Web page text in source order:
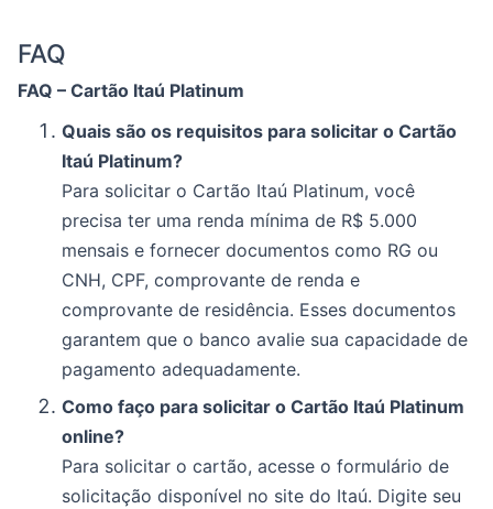
FAQ
FAQ – Cartão Itaú Platinum
Quais são os requisitos para solicitar o Cartão
Itaú Platinum?
Para solicitar o Cartão Itaú Platinum, você
precisa ter uma renda mínima de R$ 5.000
mensais e fornecer documentos como RG ou
CNH, CPF, comprovante de renda e
comprovante de residência. Esses documentos
garantem que o banco avalie sua capacidade de
pagamento adequadamente.
Como faço para solicitar o Cartão Itaú Platinum
online?
Para solicitar o cartão, acesse o formulário de
solicitação disponível no site do Itaú. Digite seu